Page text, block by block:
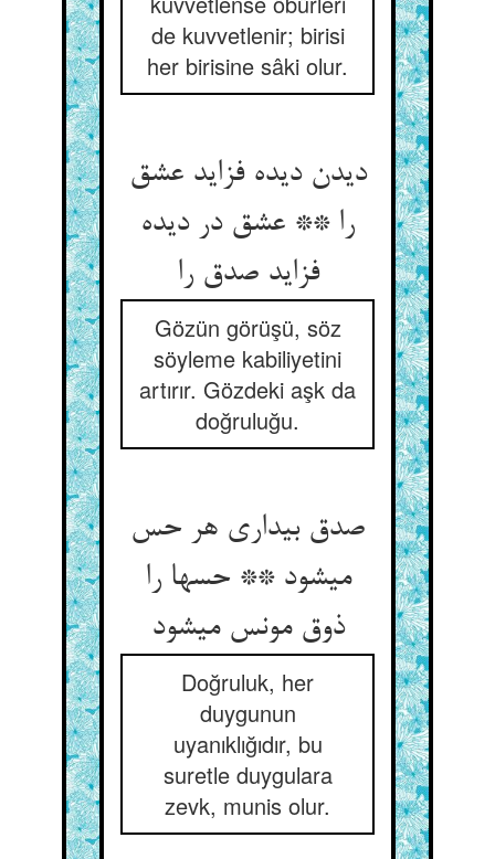
de kuvvetlenir; birisi
her birisine sâki olur.
دیدن دیده فزاید عشق
را ** عشق در دیده
فزاید صدق را
Gözün görüşü, söz
söyleme kabiliyetini
artırır. Gözdeki aşk da
doğruluğu.
صدق بیداری هر حس
می‏شود ** حسها را
ذوق مونس می‏شود
Doğruluk, her
duygunun
uyanıklığıdır, bu
suretle duygulara
zevk, munis olur.